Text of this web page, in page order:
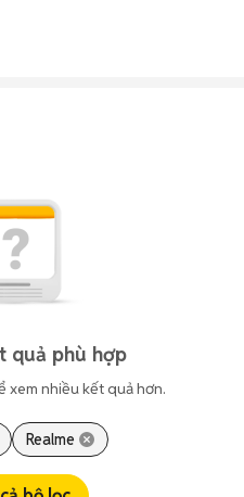
quả phù hợp
xem nhiều kết quả hơn.
Realme